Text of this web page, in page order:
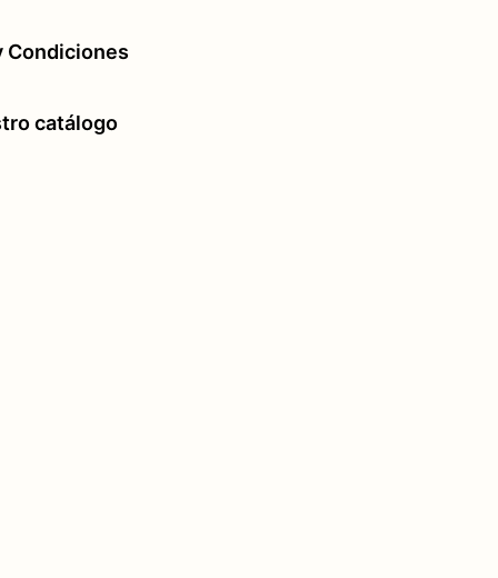
Condiciones
catálogo